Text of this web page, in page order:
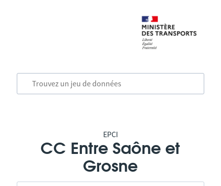
EPCI
CC Entre Saône et
Grosne